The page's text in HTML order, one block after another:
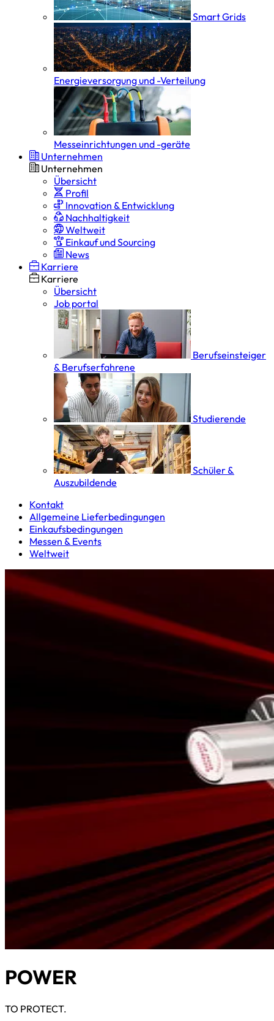
Smart Grids
Energieversorgung und -Verteilung
Messeinrichtungen und -geräte
Unternehmen
Unternehmen
Übersicht
Profil
Innovation & Entwicklung
Nachhaltigkeit
Weltweit
Einkauf und Sourcing
News
Karriere
Karriere
Übersicht
Job portal
Berufseinsteiger
& Berufserfahrene
Studierende
Schüler &
Auszubildende
Kontakt
Allgemeine Lieferbedingungen
Einkaufsbedingungen
Messen & Events
Weltweit
POWER
TO PROTECT.